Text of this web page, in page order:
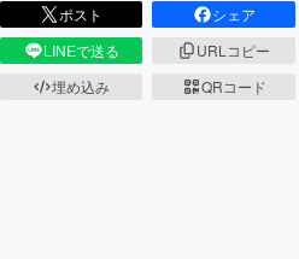
ポスト
シェア
LINEで送る
URLコピー
埋め込み
QRコード